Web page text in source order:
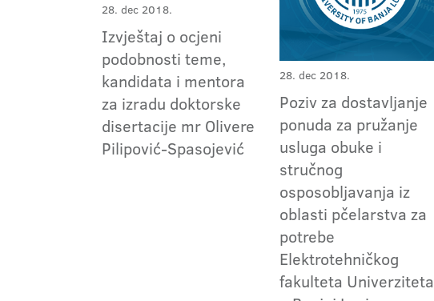
28. dec 2018.
Izvještaj o ocjeni
podobnosti teme,
kandidata i mentora
za izradu doktorske
disertacije mr Olivere
Pilipović-Spasojević
28. dec 2018.
Poziv za dostavljanje
ponuda za pružanje
usluga obuke i
stručnog
osposobljavanja iz
oblasti pčelarstva za
potrebe
Elektrotehničkog
fakulteta Univerziteta